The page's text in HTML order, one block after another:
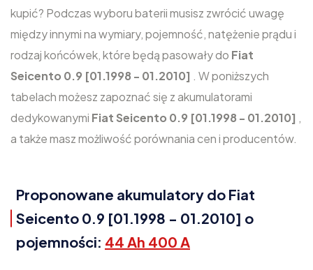
kupić? Podczas wyboru baterii musisz zwrócić uwagę
między innymi na wymiary, pojemność, natężenie prądu i
rodzaj końcówek, które będą pasowały do Fiat
Seicento 0.9 [01.1998 - 01.2010] . W poniższych
tabelach możesz zapoznać się z akumulatorami
dedykowanymi Fiat Seicento 0.9 [01.1998 - 01.2010] ,
a także masz możliwość porównania cen i producentów.
Proponowane akumulatory do Fiat
Seicento 0.9 [01.1998 - 01.2010] o
pojemności: 44 Ah 400 A